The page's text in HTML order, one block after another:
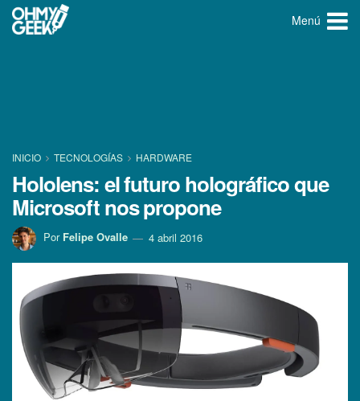
Menú
INICIO TECNOLOGÍ­AS HARDWARE
Hololens: el futuro holográfico que
Microsoft nos propone
Por Felipe Ovalle 4 abril 2016